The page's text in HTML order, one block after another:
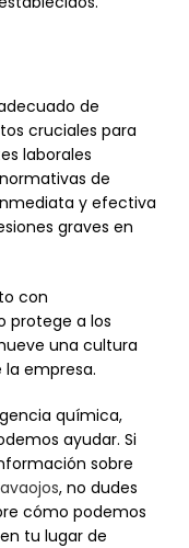
de
cruciales para
laborales
de
y efectiva
graves en
con
protege a los
una cultura
empresa.
química,
ayudar. Si
sobre
, no dudes
cómo podemos
tu lugar de